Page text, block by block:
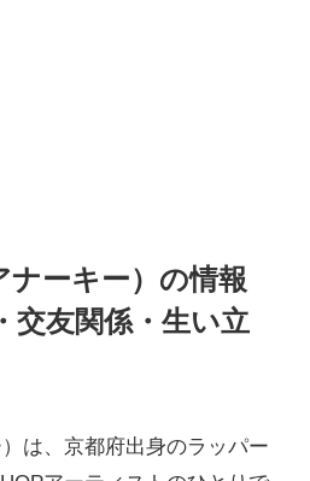
ナーキー）の情報
交友関係・生い立
は、京都府出身のラッパー